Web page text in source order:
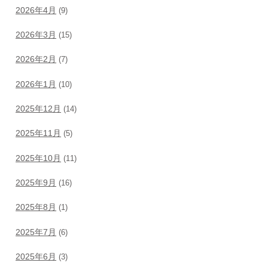
2026年4月 (9)
2026年3月 (15)
2026年2月 (7)
2026年1月 (10)
2025年12月 (14)
2025年11月 (5)
2025年10月 (11)
2025年9月 (16)
2025年8月 (1)
2025年7月 (6)
2025年6月 (3)